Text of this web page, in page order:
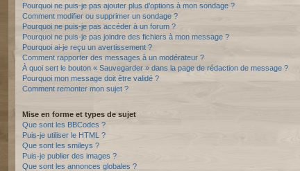
Pourquoi ne puis-je pas ajouter plus d’options à mon sondage ?
Comment modifier ou supprimer un sondage ?
Pourquoi ne puis-je pas accéder à un forum ?
Pourquoi ne puis-je pas joindre des fichiers à mon message ?
Pourquoi ai-je reçu un avertissement ?
Comment rapporter des messages à un modérateur ?
À quoi sert le bouton « Sauvegarder » dans la page de rédaction de message ?
Pourquoi mon message doit être validé ?
Comment remonter mon sujet ?
Mise en forme et types de sujet
Que sont les BBCodes ?
Puis-je utiliser le HTML ?
Que sont les smileys ?
Puis-je publier des images ?
Que sont les annonces globales ?